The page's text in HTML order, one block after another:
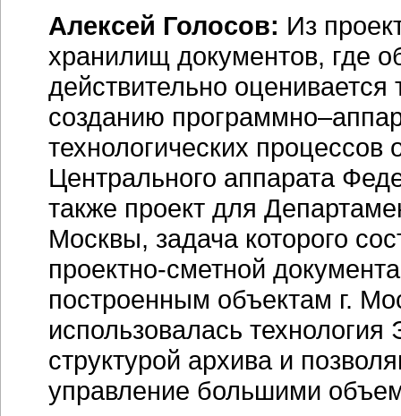
Алексей Голосов: Из
хранилищ документов, где
действительно оценивается
созданию
технологических
Центрального аппарата
также проект для
Москвы, задача которого
проектно-сметной
построенным объектам г.
использовалась
структурой архива и
управление большими